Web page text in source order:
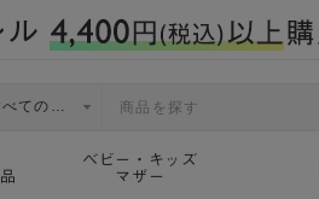
ベビー・キッズ
マザー